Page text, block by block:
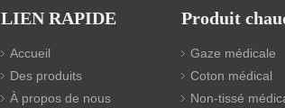
LIEN RAPIDE
Accueil
Des produits
À propos de nous
Produit
Gaze médicale
Coton médical
Non-tissé